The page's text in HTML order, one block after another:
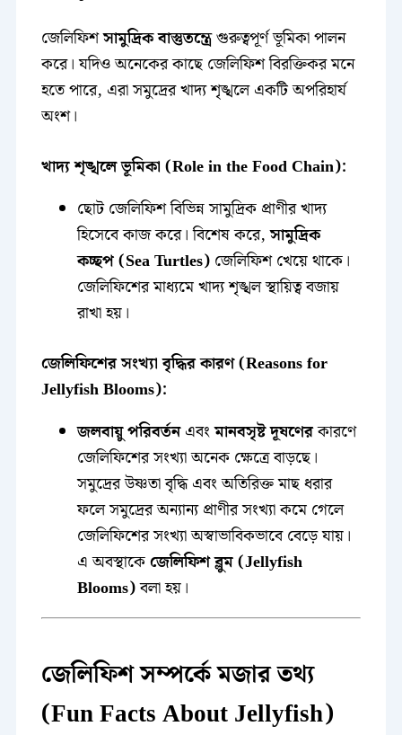
জেলিফিশসামুদ্রিক বাস্তুতন্ত্রেগুরুত্বপূর্ণ ভূমিকা পালন
করে। যদিও অনেকের কাছে জেলিফিশ বিরক্তিকর মনে
হতে পারে, এরা সমুদ্রের খাদ্য শৃঙ্খলে একটি অপরিহার্য
অংশ।
খাদ্য শৃঙ্খলে ভূমিকা (Role in the Food Chain):
ছোট জেলিফিশ বিভিন্ন সামুদ্রিক প্রাণীর খাদ্য
হিসেবে কাজ করে। বিশেষ করে,সামুদ্রিক
কচ্ছপ (Sea Turtles)জেলিফিশ খেয়ে থাকে।
জেলিফিশের মাধ্যমে খাদ্য শৃঙ্খল স্থায়িত্ব বজায়
রাখা হয়।
জেলিফিশের সংখ্যা বৃদ্ধির কারণ (Reasons for
Jellyfish Blooms):
জলবায়ু পরিবর্তনএবংমানবসৃষ্ট দূষণেরকারণে
জেলিফিশের সংখ্যা অনেক ক্ষেত্রে বাড়ছে।
সমুদ্রের উষ্ণতা বৃদ্ধি এবং অতিরিক্ত মাছ ধরার
ফলে সমুদ্রের অন্যান্য প্রাণীর সংখ্যা কমে গেলে
জেলিফিশের সংখ্যা অস্বাভাবিকভাবে বেড়ে যায়।
এ অবস্থাকেজেলিফিশ ব্লুম (Jellyfish
Blooms)বলা হয়।
জেলিফিশ সম্পর্কে মজার তথ্য
(Fun Facts About Jellyfish)